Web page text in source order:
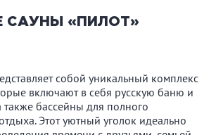
САУНЫ «ПИЛОТ»
собой уникальный комплекс
включают в себя русскую баню и
также бассейны для полного
Этот уютный уголок идеально